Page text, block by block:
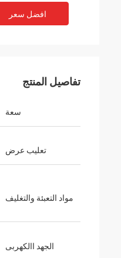
افضل سعر
تفاصيل المنتج
سعة
تعليب عرض
مواد التعبئة والتغليف
الجهد االكهربى